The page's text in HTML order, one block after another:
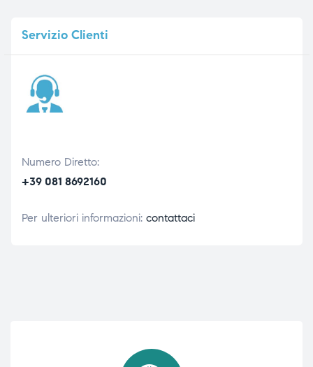
ServizioClienti
Numero Diretto:
+39 081 8692160
Per ulteriori informazioni: contattaci